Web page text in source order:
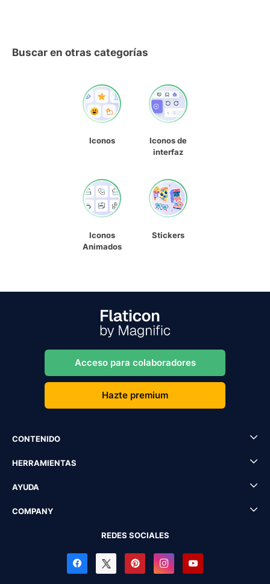
Buscar en otras categorías
Iconos
Iconos de
interfaz
Iconos
Animados
Stickers
Acceso para colaboradores
Hazte premium
CONTENIDO
HERRAMIENTAS
AYUDA
COMPANY
REDES SOCIALES